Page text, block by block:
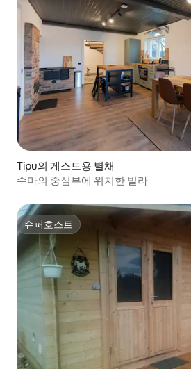
Tipu의 게스트용 별채
수마의 중심부에 위치한 빌라
슈퍼호스트
슈퍼호스트